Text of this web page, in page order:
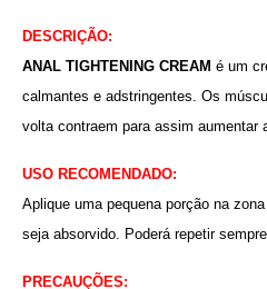
DESCRIÇÃO:
ANAL TIGHTENING CREAM é um
calmantes e adstringentes. Os
volta contraem para assim aumentar
USO RECOMENDADO:
Aplique uma pequena porção na
seja absorvido. Poderá repetir
PRECAUÇÕES: